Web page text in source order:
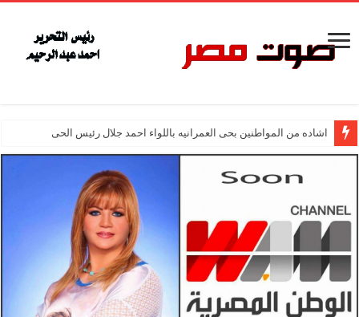
اشاده من المواطنين بحى العمرانيه باللواء احمد جلال رئيس الحى